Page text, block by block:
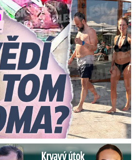
v Polsku, ale… Vědí o tom doma?
Reakce Agáty na zmlácení jejího ex